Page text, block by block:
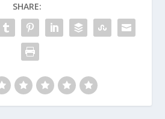
SHARE: